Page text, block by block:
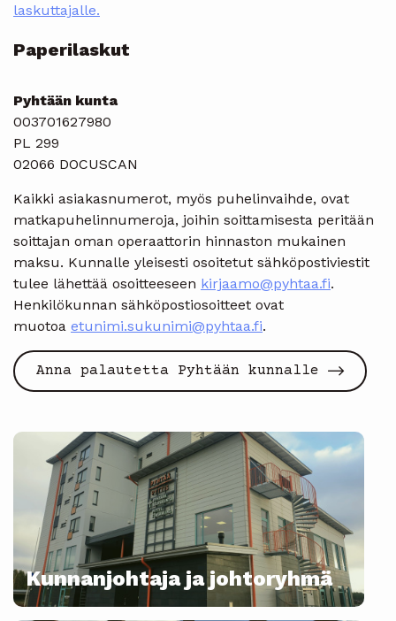
laskuttajalle.
Paperilaskut
Pyhtään kunta
003701627980
PL 299
02066 DOCUSCAN
Kaikki asiakasnumerot, myös puhelinvaihde, ovat
matkapuhelinnumeroja, joihin soittamisesta peritään
soittajan oman operaattorin hinnaston mukainen
maksu. Kunnalle yleisesti osoitetut sähköpostiviestit
tulee lähettää osoitteeseen kirjaamo@pyhtaa.fi.
Henkilökunnan sähköpostiosoitteet ovat
muotoa etunimi.sukunimi@pyhtaa.fi.
Anna palautetta Pyhtään kunnalle
Kunnanjohtaja ja johtoryhmä